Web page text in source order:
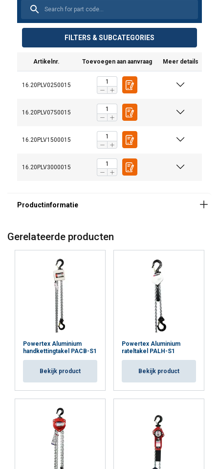
FILTERS & SUBCATEGORIES
Artikelnr. Toevoegen aan aanvraag Meer details
16.20PLV0250015
16.20PLV0750015
16.20PLV1500015
16.20PLV3000015
Markering:
Gerelateerde producten
Powertex Aluminium
handkettingtakel PACB-S1
Bekijk product
Powertex Aluminium
rateltakel PALH-S1
Bekijk product